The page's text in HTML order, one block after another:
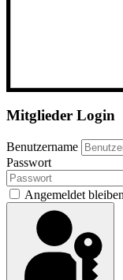
Mitglieder Login
Benutzername
Passwort
Angemeldet bleiben